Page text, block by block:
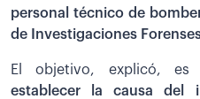
personal técnico de
de Investigaciones
El objetivo, explicó, es
establecer la causa del